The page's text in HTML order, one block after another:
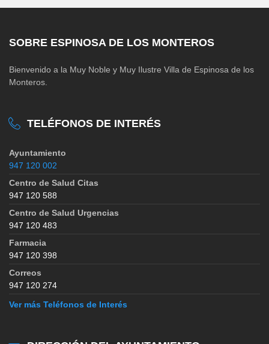
SOBRE ESPINOSA DE LOS MONTEROS
Bienvenido a la Muy Noble y Muy Ilustre Villa de Espinosa de los
Monteros.
TELÉFONOS DE INTERÉS
Ayuntamiento
947 120 002
Centro de Salud Citas
947 120 588
Centro de Salud Urgencias
947 120 483
Farmacia
947 120 398
Correos
947 120 274
Ver más Teléfonos de Interés